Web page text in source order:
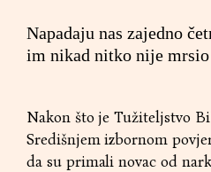
Napadaju nas zajedno
im nikad nitko nije mrsio
Nakon što je Tužiteljstvo
Središnjem izbornom
da su primali novac od